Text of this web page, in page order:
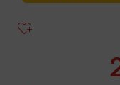
heart_plus